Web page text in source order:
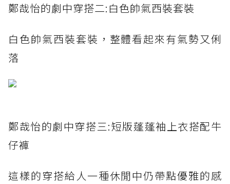
鄭哉怡的劇中穿搭二:白色帥氣西裝套裝
白色帥氣西裝套裝，整體看起來有氣勢又俐
落
鄭哉怡的劇中穿搭三:短版蓬蓬袖上衣搭配牛
仔褲
這樣的穿搭給人一種休閒中仍帶點優雅的感